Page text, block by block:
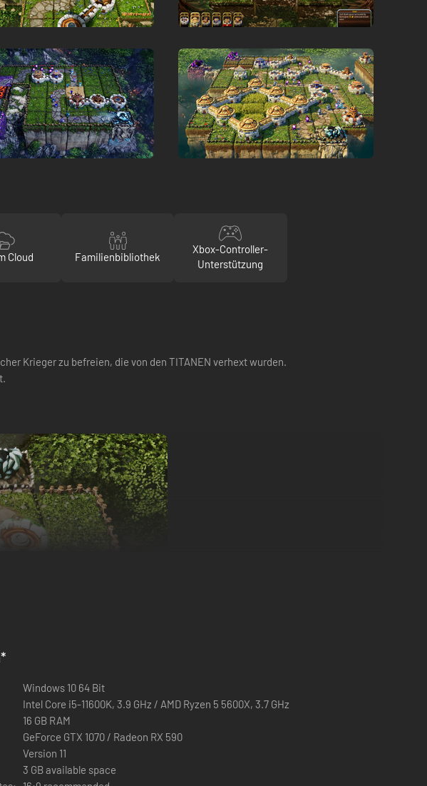
Cloud Familienbibliothek
Xbox-Controller-
Unterstützung
Krieger zu befreien, die von den TITANEN verhext wurden.
*
Windows 10 64 Bit
Intel Core i5-11600K, 3.9 GHz / AMD Ryzen 5 5600X, 3.7 GHz
16 GB RAM
GeForce GTX 1070 / Radeon RX 590
Version 11
3 GB available space